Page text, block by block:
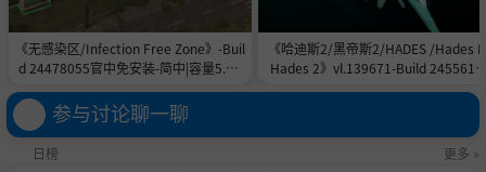
《无感染区/Infection Free Zone》-Buil
d 24478055官中免安装-简中|容量5.8G
《哈迪斯2/黑帝斯2/HADES /Hades
Hades 2》vl.139671-Build
参与讨论聊一聊
日榜 更多 »